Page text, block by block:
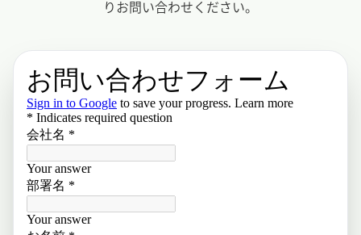
りお問い合わせください。